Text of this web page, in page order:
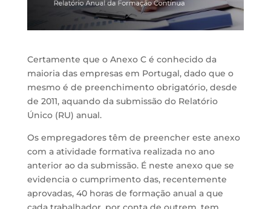
Certamente que o Anexo C é conhecido da
maioria das empresas em Portugal, dado que o
mesmo é de preenchimento obrigatório, desde
de 2011, aquando da submissão do Relatório
Único (RU) anual.
Os empregadores têm de preencher este anexo
com a atividade formativa realizada no ano
anterior ao da submissão. É neste anexo que se
evidencia o cumprimento das, recentemente
aprovadas, 40 horas de formação anual a que